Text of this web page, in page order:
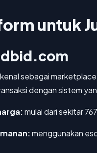
untuk
sebagai
dengan sistem
mulai dari sekitar
menggunakan